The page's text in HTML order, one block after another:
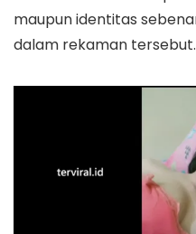
maupun identitas
dalam rekaman tersebut.